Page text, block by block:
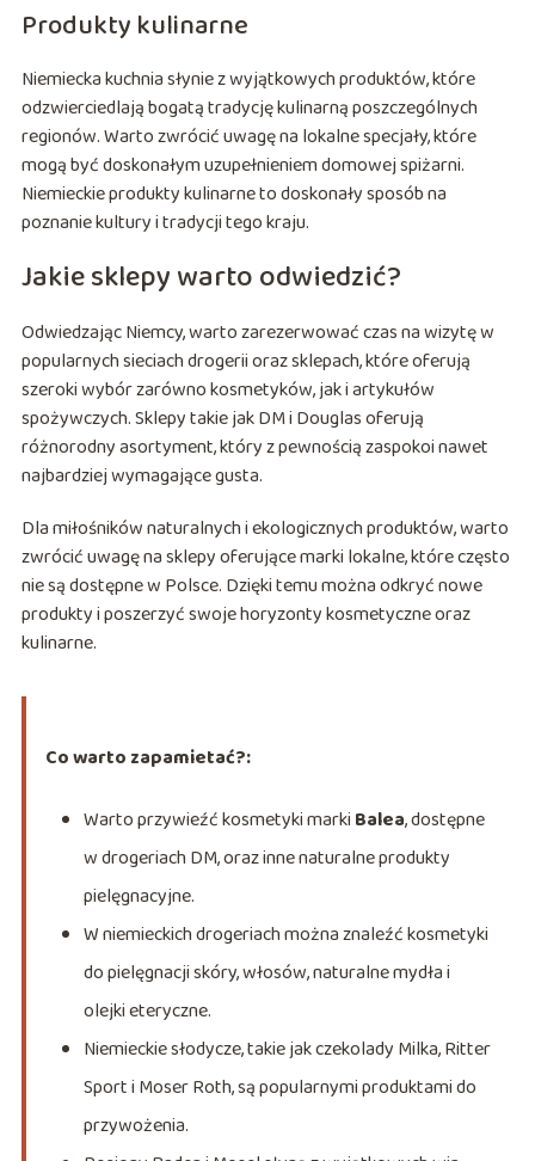
Produkty kulinarne
Niemiecka kuchnia słynie z wyjątkowych produktów, które
odzwierciedlają bogatą tradycję kulinarną poszczególnych
regionów. Warto zwrócić uwagę na lokalne specjały, które
mogą być doskonałym uzupełnieniem domowej spiżarni.
Niemieckie produkty kulinarne to doskonały sposób na
poznanie kultury i tradycji tego kraju.
Jakie sklepy warto odwiedzić?
Odwiedzając Niemcy, warto zarezerwować czas na wizytę w
popularnych sieciach drogerii oraz sklepach, które oferują
szeroki wybór zarówno kosmetyków, jak i artykułów
spożywczych. Sklepy takie jak DM i Douglas oferują
różnorodny asortyment, który z pewnością zaspokoi nawet
najbardziej wymagające gusta.
Dla miłośników naturalnych i ekologicznych produktów, warto
zwrócić uwagę na sklepy oferujące marki lokalne, które często
nie są dostępne w Polsce. Dzięki temu można odkryć nowe
produkty i poszerzyć swoje horyzonty kosmetyczne oraz
kulinarne.
Co warto zapamietać?:
Warto przywieźć kosmetyki marki Balea, dostępne
w drogeriach DM, oraz inne naturalne produkty
pielęgnacyjne.
W niemieckich drogeriach można znaleźć kosmetyki
do pielęgnacji skóry, włosów, naturalne mydła i
olejki eteryczne.
Niemieckie słodycze, takie jak czekolady Milka, Ritter
Sport i Moser Roth, są popularnymi produktami do
przywożenia.